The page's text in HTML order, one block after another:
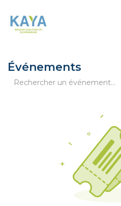
Événements